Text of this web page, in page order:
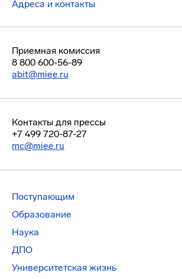
Адреса и контакты
Приемная комиссия
8 800 600-56-89
abit@miee.ru
Контакты для прессы
+7 499 720-87-27
mc@miee.ru
Поступающим
Образование
Наука
ДПО
Университетская жизнь